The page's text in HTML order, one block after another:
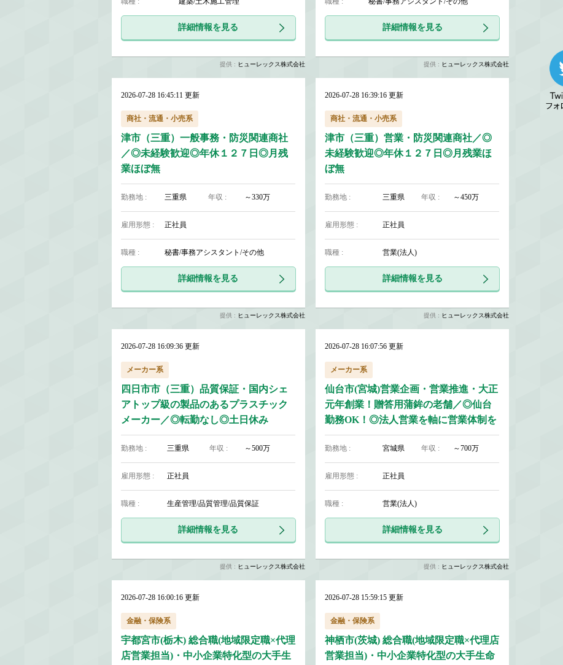
詳細情報を見る
提供 : ヒューレックス株式会社
詳細情報を見る
提供 : ヒューレックス株式会社
2026-07-28 16:45:11 更新
商社・流通・小売系
津市（三重）一般事務・防災関連商社
／◎未経験歓迎◎年休１２７日◎月残
業ほぼ無
勤務地 : 三重県 年収 : ～330万
雇用形態 : 正社員
職種 : 秘書/事務アシスタント/その他
詳細情報を見る
提供 : ヒューレックス株式会社
2026-07-28 16:39:16 更新
商社・流通・小売系
津市（三重）営業・防災関連商社／◎
未経験歓迎◎年休１２７日◎月残業ほ
ぼ無
勤務地 : 三重県 年収 : ～450万
雇用形態 : 正社員
職種 : 営業(法人)
詳細情報を見る
提供 : ヒューレックス株式会社
2026-07-28 16:09:36 更新
メーカー系
四日市市（三重）品質保証・国内シェ
アトップ級の製品のあるプラスチック
メーカー／◎転勤なし◎土日休み
勤務地 : 三重県 年収 : ～500万
雇用形態 : 正社員
職種 : 生産管理/品質管理/品質保証
詳細情報を見る
提供 : ヒューレックス株式会社
2026-07-28 16:07:56 更新
メーカー系
仙台市(宮城)営業企画・営業推進・大正
元年創業！贈答用蒲鉾の老舗／◎仙台
勤務OK！◎法人営業を軸に営業体制を
構築
勤務地 : 宮城県 年収 : ～700万
雇用形態 : 正社員
職種 : 営業(法人)
詳細情報を見る
提供 : ヒューレックス株式会社
2026-07-28 16:00:16 更新
金融・保険系
宇都宮市(栃木) 総合職(地域限定職×代理
店営業担当)・中小企業特化型の大手生
2026-07-28 15:59:15 更新
金融・保険系
神栖市(茨城) 総合職(地域限定職×代理店
営業担当)・中小企業特化型の大手生命